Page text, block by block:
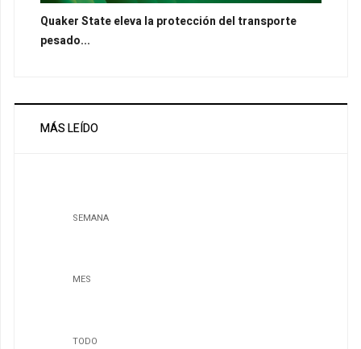
Quaker State eleva la protección del transporte
pesado...
MÁS LEÍDO
SEMANA
MES
TODO